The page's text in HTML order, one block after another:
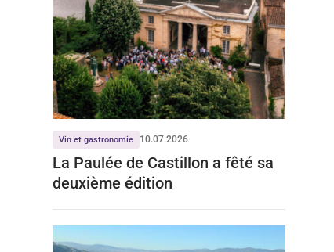
Vin et gastronomie 10.07.2026
La Paulée de Castillon a fêté sa
deuxième édition